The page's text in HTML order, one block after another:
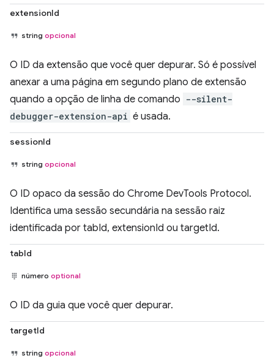
extensionId
string opcional
O ID da extensão que você quer depurar. Só é possível
anexar a uma página em segundo plano de extensão
quando a opção de linha de comando --silent-
debugger-extension-api é usada.
sessionId
string opcional
O ID opaco da sessão do Chrome DevTools Protocol.
Identifica uma sessão secundária na sessão raiz
identificada por tabId, extensionId ou targetId.
tabId
número optional
O ID da guia que você quer depurar.
targetId
string opcional